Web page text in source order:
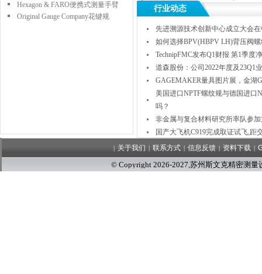
IPD Gage内螺纹中径量仪
行业动态
先进溯源技术创新中心成立大会
如何选择BPV(HBPV LH)背压阀
TechnipFMC发布Q1财报 第1季度
道森股份：公司2022年度及23Q1
GAGEMAKER量具图片展，金湖
美国进口NPTF螺纹规与德国进口
吗？
非金属与复合材料研究所率队参
国产大飞机C919完成取证试飞,距
SAE LT是什么类型的螺纹，SAE
Hexagon & FARO便携式测量手臂
Original Gauge Company花键规
| 关于我们 | 联系方式 | 信息反馈 | 资料下载 |
© Copyright 2026-2027,苏州斯文克精密测量